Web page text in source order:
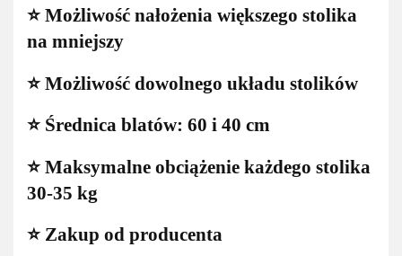
⭐️ Możliwość nałożenia większego stolika
na mniejszy
⭐️ Możliwość dowolnego układu stolików
⭐️ Średnica blatów: 60 i 40 cm
⭐️ Maksymalne obciążenie każdego stolika
30-35 kg
⭐️ Zakup od producenta